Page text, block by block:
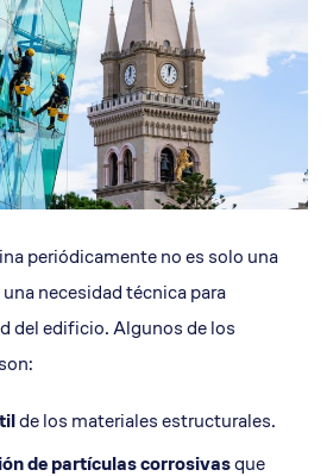
periódicamente no es solo una
necesidad técnica para
del edificio. Algunos de los
de los materiales estructurales.
de partículas corrosivasque